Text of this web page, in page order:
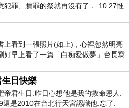
了黑色的，因為較好搭配
黑色的，果然逛街是促使
源，呵～，購物是女人消
，所以不要再說女人敗家
，不好嗎？雖然經濟不景
越難賺，但生活品質還是
、失戀無罪、寵愛自己萬
犯罪、贖罪的祭就再沒有了． 10:27惟
審判和那燒滅眾敵人的烈火
上看到一張照片(如上)，心裡忽然明亮
好早上看了一篇「白痴愛做夢」台長寫
回顧年輕時瘋狂愛上
生日快樂
帝君生日.昨日心想他是我的救命恩人.
還是2010在台北行天宮認識他.忘了.